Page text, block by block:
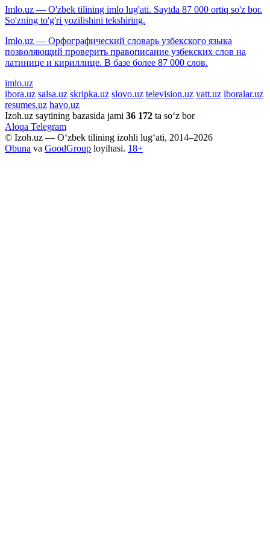
Imlo.uz — O'zbek tilining imlo lug'ati. Saytda 87 000 ortiq so'z bor.
So'zning to'g'ri yozilishini tekshiring.
Imlo.uz — Орфографический словарь узбекского языка
позволяющий проверить правописание узбекских слов на
латинице и кириллице. В базе более 87 000 слов.
imlo.uz
ibora.uz salsa.uz skripka.uz slovo.uz television.uz vatt.uz iboralar.uz
resumes.uz havo.uz
Izoh.uz saytining bazasida jami 36 172 ta so‘z bor
Aloqa Telegram
© Izoh.uz — O‘zbek tilining izohli lug‘ati, 2014–2026
Obuna va GoodGroup loyihasi. 18+